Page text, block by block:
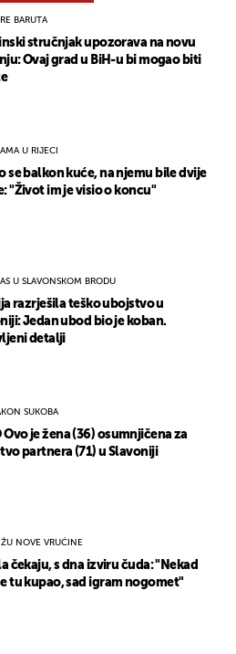
BARUTA
stručnjak upozorava na novu
Ovaj grad u BiH-u bi mogao biti
U RIJECI
se balkon kuće, na njemu bile dvije
"Život im je visio o koncu"
U SLAVONSKOM BRODU
razrješila teško ubojstvo u
Jedan ubod bio je koban.
detalji
SUKOBA
Ovo je žena (36) osumnjičena za
partnera (71) u Slavoniji
NOVE VRUĆINE
čekaju, s dna izviru čuda: "Nekad
tu kupao, sad igram nogomet"